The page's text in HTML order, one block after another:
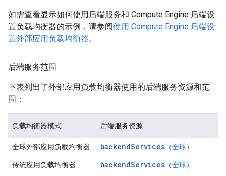
如需查看显示如何使用后端服务和 Compute Engine 后端设
置负载均衡器的示例，请参阅使用 Compute Engine 后端设
置外部应用负载均衡器。
后端服务范围
下表列出了外部应用负载均衡器使用的后端服务资源和范
围：
负载均衡器模式 后端服务资源
全球外部应用负载均衡器 backendServices （全球）
传统应用负载均衡器 backendServices （全球）